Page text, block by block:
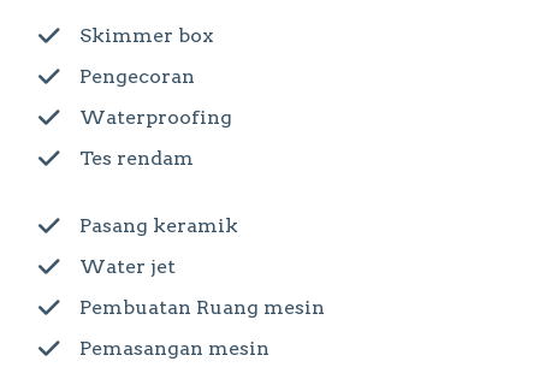
Skimmer box
Pengecoran
Waterproofing
Tes rendam
Pasang keramik
Water jet
Pembuatan Ruang mesin
Pemasangan mesin